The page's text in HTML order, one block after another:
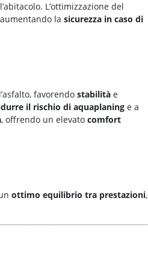
L’ottimizzazione del
la sicurezza in caso di
favorendo stabilità e
il rischio di aquaplaning e a
, offrendo un elevato comfort
ottimo equilibrio tra prestazioni,